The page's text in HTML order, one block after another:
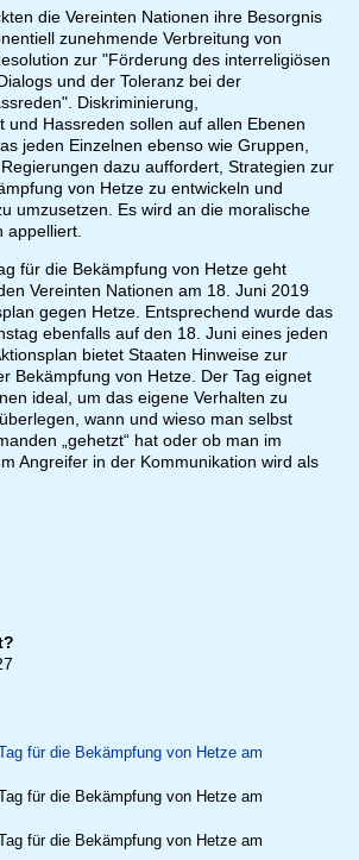
die Vereinten Nationen ihre Besorgnis
zunehmende Verbreitung von
zur "Förderung des interreligiösen
und der Toleranz bei der
Diskriminierung,
und Hassreden sollen auf allen Ebenen
jeden Einzelnen ebenso wie Gruppen,
dazu auffordert, Strategien zur
von Hetze zu entwickeln und
umzusetzen. Es wird an die moralische
appelliert.
für die Bekämpfung von Hetze geht
Vereinten Nationen am 18. Juni 2019
gegen Hetze. Entsprechend wurde das
ebenfalls auf den 18. Juni eines jeden
bietet Staaten Hinweise zur
Bekämpfung von Hetze. Der Tag eignet
ideal, um das eigene Verhalten zu
wann und wieso man selbst
„gehetzt“ hat oder ob man im
Angreifer in der Kommunikation wird als
für die Bekämpfung von Hetze am
für die Bekämpfung von Hetze am
für die Bekämpfung von Hetze am